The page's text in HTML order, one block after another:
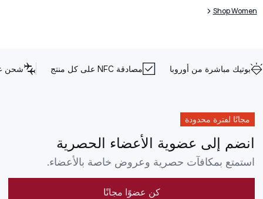
Shop Women
بوتيك مباشرة من أوروبا مصادقة NFC على كل منتج شحن
مجانًا لفترة محدودة
انضم إلى عضوية الأعضاء الحصرية
استمتع بمكافآت حصرية وعروض خاصة بالأعضاء.
كن عضوًا مجانًا